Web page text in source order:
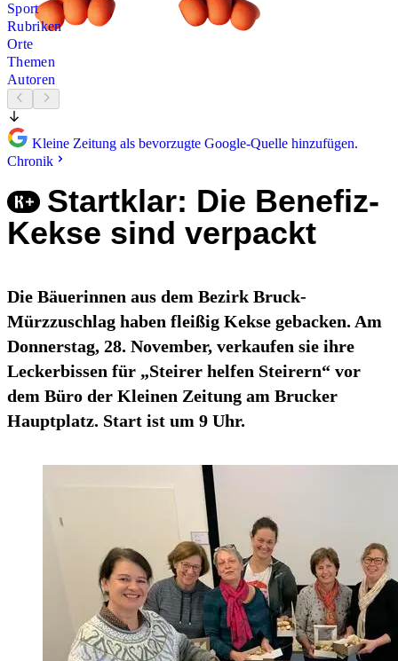
Sport
Rubriken
Orte
Themen
Autoren
Kleine Zeitung als bevorzugte Google-Quelle hinzufügen.
Chronik
Startklar: Die Benefiz-
Kekse sind verpackt
Die Bäuerinnen aus dem Bezirk Bruck-
Mürzzuschlag haben fleißig Kekse gebacken. Am
Donnerstag, 28. November, verkaufen sie ihre
Leckerbissen für „Steirer helfen Steirern“ vor
dem Büro der Kleinen Zeitung am Brucker
Hauptplatz. Start ist um 9 Uhr.